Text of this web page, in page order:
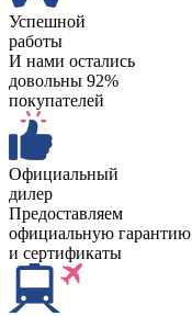
Успешной
работы
И нами остались
довольны 92%
покупателей
Официальный
дилер
Предоставляем
официальную гарантию
и сертификаты